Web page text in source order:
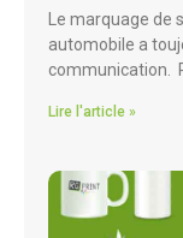
Le marquage
automobile a
communication.
Lire l'article »